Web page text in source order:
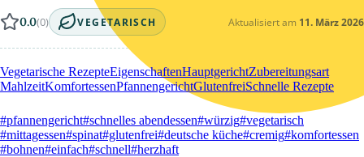
0.0(0) VEGETARISCH Aktualisiert am 11. März 2026
Vegetarische RezepteEigenschaftenHauptgerichtZubereitungsart
MahlzeitKomfortessenPfannengerichtGlutenfreiSchnelle Rezepte
#pfannengericht#schnelles abendessen#würzig#vegetarisch
#mittagessen#spinat#glutenfrei#deutsche küche#cremig#komfortessen
#bohnen#einfach#schnell#herzhaft